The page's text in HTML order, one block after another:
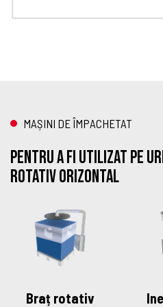
MAȘINI DE ÎMPACHETAT
Pentru a fi utilizat pe
rotativ orizontal
Braț rotativ